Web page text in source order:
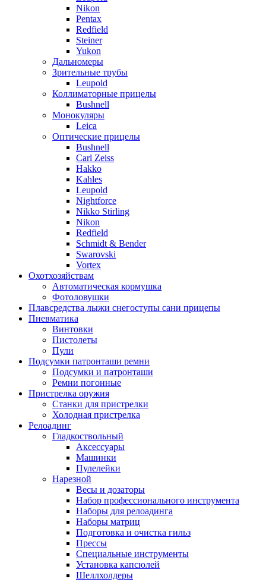
Nikon
Pentax
Redfield
Steiner
Yukon
Дальномеры
Зрительные трубы
Leupold
Коллиматорные прицелы
Bushnell
Монокуляры
Leica
Оптические прицелы
Bushnell
Carl Zeiss
Hakko
Kahles
Leupold
Nightforce
Nikko Stirling
Nikon
Redfield
Schmidt & Bender
Swarovski
Vortex
Охотхозяйствам
Автоматическая кормушка
Фотоловушки
Плавсредства лыжи снегоступы сани прицепы
Пневматика
Винтовки
Пистолеты
Пули
Подсумки патронташи ремни
Подсумки и патронташи
Ремни погонные
Пристрелка оружия
Станки для пристрелки
Холодная пристрелка
Релоадинг
Гладкоствольный
Аксессуары
Машинки
Пулелейки
Нарезной
Весы и дозаторы
Набор профессионального инструмента
Наборы для релоадинга
Наборы матриц
Подготовка и очистка гильз
Прессы
Специальные инструменты
Установка капсюлей
Шеллхолдеры